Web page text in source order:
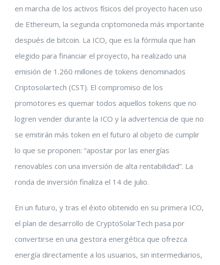
en marcha de los activos físicos del proyecto hacen uso
de Ethereum, la segunda criptomoneda más importante
después de bitcoin. La ICO, que es la fórmula que han
elegido para financiar el proyecto, ha realizado una
emisión de 1.260 millones de tokens denominados
Criptosolartech (CST). El compromiso de los
promotores es quemar todos aquellos tokens que no
logren vender durante la ICO y la advertencia de que no
se emitirán más token en el futuro al objeto de cumplir
lo que se proponen: “apostar por las energías
renovables con una inversión de alta rentabilidad”. La
ronda de inversión finaliza el 14 de julio.
En un futuro, y tras el éxito obtenido en su primera ICO,
el plan de desarrollo de CryptoSolarTech pasa por
convertirse en una gestora energética que ofrezca
energía directamente a los usuarios, sin intermediarios,